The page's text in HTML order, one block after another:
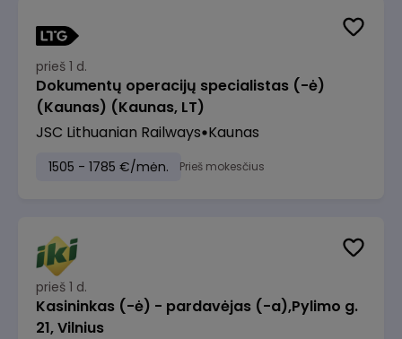
prieš 1 d.
Dokumentų operacijų specialistas (-ė)
(Kaunas) (Kaunas, LT)
JSC Lithuanian Railways Kaunas
1505 - 1785 €/mėn. Prieš mokesčius
prieš 1 d.
Kasininkas (-ė) - pardavėjas (-a),Pylimo g.
21, Vilnius